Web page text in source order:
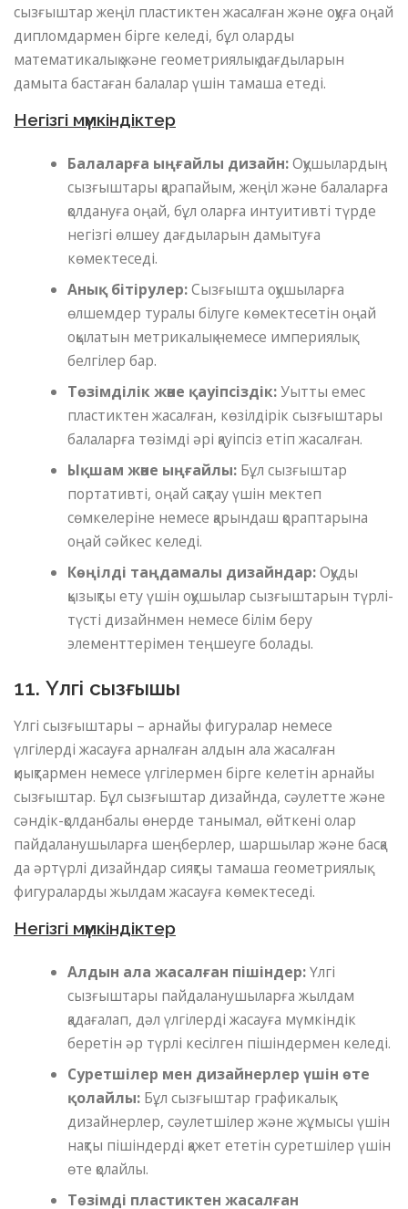
сызғыштар жеңіл пластиктен жасалған және оқуға оңай
дипломдармен бірге келеді, бұл оларды
математикалық және геометриялық дағдыларын
дамыта бастаған балалар үшін тамаша етеді.
Негізгі мүмкіндіктер
Балаларға ыңғайлы дизайн:Оқушылардың
сызғыштары қарапайым, жеңіл және балаларға
қолдануға оңай, бұл оларға интуитивті түрде
негізгі өлшеу дағдыларын дамытуға
көмектеседі.
Анық бітірулер:Сызғышта оқушыларға
өлшемдер туралы білуге ​​көмектесетін оңай
оқылатын метрикалық немесе империялық
белгілер бар.
Төзімділік және қауіпсіздік:Уытты емес
пластиктен жасалған, көзілдірік сызғыштары
балаларға төзімді әрі қауіпсіз етіп жасалған.
Ықшам және ыңғайлы: Бұл сызғыштар
портативті, оңай сақтау үшін мектеп
сөмкелеріне немесе қарындаш қораптарына
оңай сәйкес келеді.
Көңілді таңдамалы дизайндар:Оқуды
қызықты ету үшін оқушылар сызғыштарын түрлі-
түсті дизайнмен немесе білім беру
элементтерімен теңшеуге болады.
11. Үлгі сызғышы
Үлгі сызғыштары – арнайы фигуралар немесе
үлгілерді жасауға арналған алдын ала жасалған
қиықтармен немесе үлгілермен бірге келетін арнайы
сызғыштар. Бұл сызғыштар дизайнда, сәулетте және
сәндік-қолданбалы өнерде танымал, өйткені олар
пайдаланушыларға шеңберлер, шаршылар және басқа
да әртүрлі дизайндар сияқты тамаша геометриялық
фигураларды жылдам жасауға көмектеседі.
Негізгі мүмкіндіктер
Алдын ала жасалған пішіндер:Үлгі
сызғыштары пайдаланушыларға жылдам
қадағалап, дәл үлгілерді жасауға мүмкіндік
беретін әр түрлі кесілген пішіндермен келеді.
Суретшілер мен дизайнерлер үшін өте
қолайлы: Бұл сызғыштар графикалық
дизайнерлер, сәулетшілер және жұмысы үшін
нақты пішіндерді қажет ететін суретшілер үшін
өте қолайлы.
Төзімді пластиктен жасалған